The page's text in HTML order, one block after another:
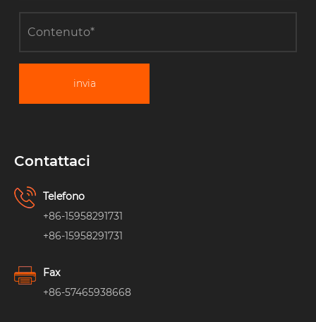
invia
Contattaci
Telefono
+86-15958291731
+86-15958291731
Fax
+86-57465938668